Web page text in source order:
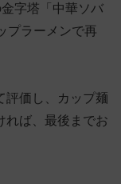
字塔「中華ソバ
プラーメンで再
評価し、カップ麺
れば、最後までお